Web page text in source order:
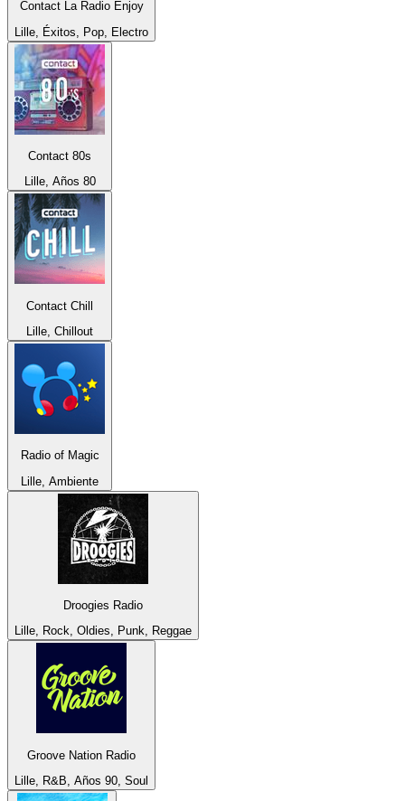
Contact La Radio Enjoy
Lille, Éxitos, Pop, Electro
Contact 80s
Lille, Años 80
Contact Chill
Lille, Chillout
Radio of Magic
Lille, Ambiente
Droogies Radio
Lille, Rock, Oldies, Punk, Reggae
Groove Nation Radio
Lille, R&B, Años 90, Soul